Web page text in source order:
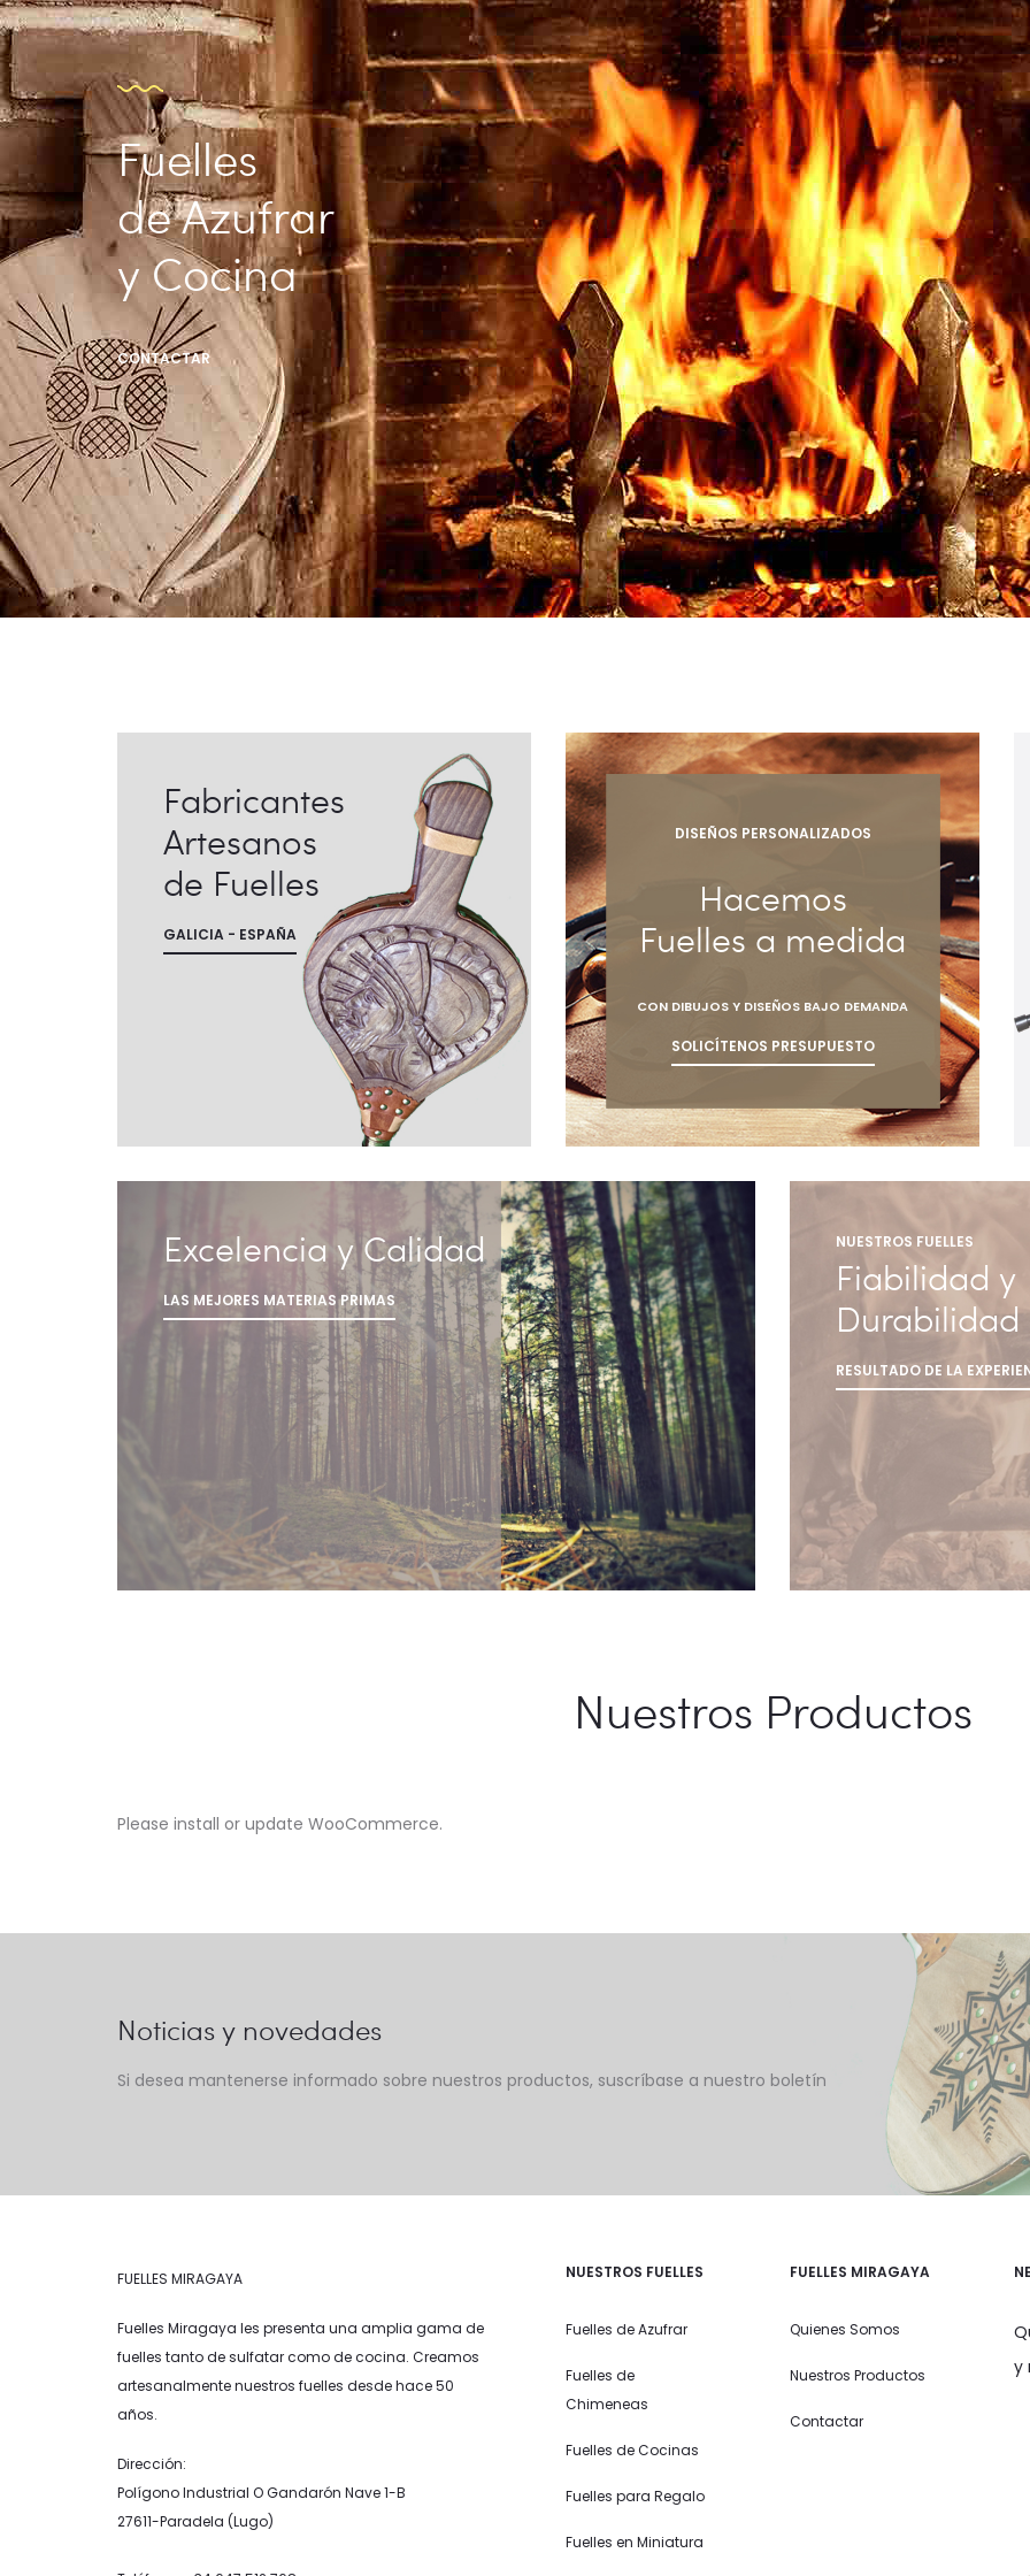
Fuelles
de Azufrar
y Cocina
CONTACTAR
Fabricantes
Artesanos
de Fuelles
GALICIA - ESPAÑA
DISEÑOS PERSONALIZADOS
Hacemos
Fuelles a medida
CON DIBUJOS Y DISEÑOS BAJO DEMANDA
SOLICÍTENOS PRESUPUESTO
Excelencia y Calidad
LAS MEJORES MATERIAS PRIMAS
NUESTROS FUELLES
Fiabilidad y
Durabilidad
RESULTADO DE LA
Nuestros Productos
Please install or update WooCommerce.
Noticias y novedades
Si desea mantenerse informado sobre nuestros productos, suscríbase a nuestro boletín
FUELLES MIRAGAYA
Fuelles Miragaya les presenta una amplia gama de
fuelles tanto de sulfatar como de cocina. Creamos
artesanalmente nuestros fuelles desde hace 50
años.
Dirección:
Polígono Industrial O Gandarón Nave 1-B
27611-Paradela (Lugo)
NUESTROS FUELLES
Fuelles de Azufrar
Fuelles de
Chimeneas
Fuelles de Cocinas
Fuelles para Regalo
Fuelles en Miniatura
FUELLES MIRAGAYA
Quienes Somos
Nuestros Productos
Contactar
y